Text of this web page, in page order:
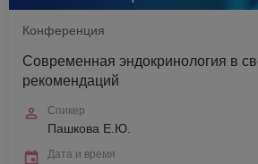
Конференция
Современная эндокринология в
рекомендаций
Спикер
Пашкова Е.Ю.
Дата и время